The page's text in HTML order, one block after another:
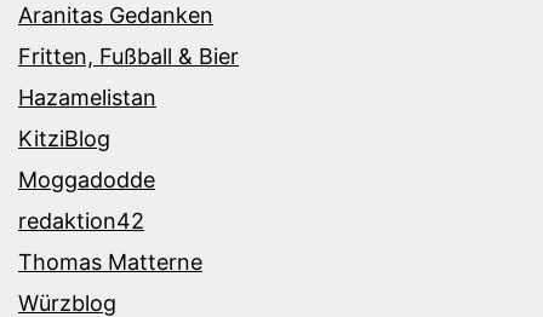
Aranitas Gedanken
Fritten, Fußball & Bier
Hazamelistan
KitziBlog
Moggadodde
redaktion42
Thomas Matterne
Würzblog